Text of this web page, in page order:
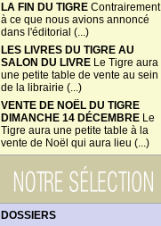
LA FIN DU TIGRE Contrairement
à ce que nous avions annoncé
dans l'éditorial (...)
LES LIVRES DU TIGRE AU
SALON DU LIVRE Le Tigre aura
une petite table de vente au sein
de la librairie (...)
VENTE DE NOËL DU TIGRE
DIMANCHE 14 DÉCEMBRE Le
Tigre aura une petite table à la
vente de Noël qui aura lieu (...)
DOSSIERS